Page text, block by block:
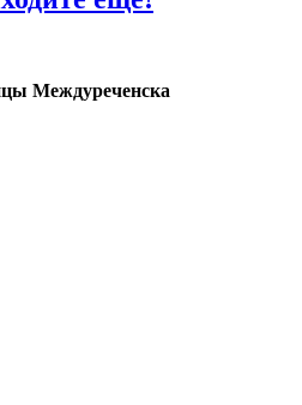
Междуреченска